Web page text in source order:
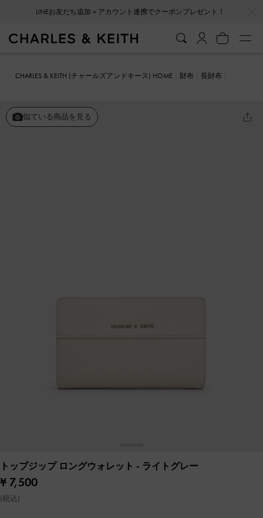
CHARLES & KEITH (チャールズアンドキース) HOME 財布
長財布
似ている商品を見る
トップジップ ロングウォレット - ライトグレー
¥ 7,500
(税込)